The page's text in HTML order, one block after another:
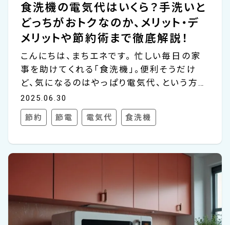
食洗機の電気代はいくら？手洗いと
どっちがおトクなのか、メリット・デ
メリットや節約術まで徹底解説！
こんにちは、まちエネです。 忙しい毎日の家
事を助けてくれる「食洗機」。便利そうだけ
ど、気になるのはやっぱり電気代、という方も
多いのではないでしょうか。 「使い始めたら
思ったより電気代が高かったらどうしよう…」
「手洗いのほうが安く済むんじゃないの？」 そ
電気代を抑えつつ家事の負担をグッと軽くす
ることもできます。 「買う前に知っておきた
い」「今使っているけど、もっとおトクに使い
2025.06.30
節約 節電 電気代 食洗機